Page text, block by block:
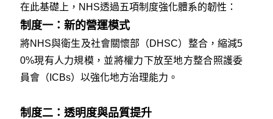
在此基礎上，NHS透過五項制度強化體系的韌性：
制度一：新的營運模式
將NHS與衛生及社會關懷部（DHSC）整合，縮減5
0%現有人力規模，並將權力下放至地方整合照護委
員會（ICBs）以強化地方治理能力。
制度二：透明度與品質提升